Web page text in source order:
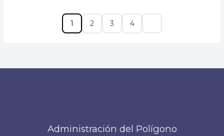
1 2 3 4
Administración del Polígono